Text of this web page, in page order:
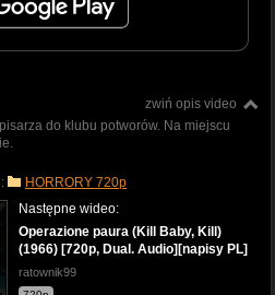
zwiń opis video
do klubu potworów. Na miejscu
HORRORY 720p
Następne wideo:
Operazione paura (Kill Baby, Kill)
(1966) [720p, Dual. Audio][napisy PL]
ratownik99